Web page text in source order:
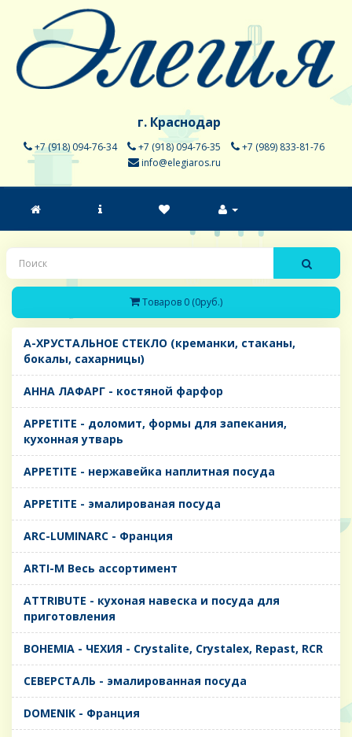
г. Краснодар
+7 (918) 094-76-34 +7 (918) 094-76-35
+7 (989) 833-81-76
info@elegiaros.ru
Товаров 0 (0руб.)
A-ХРУСТАЛЬНОЕ СТЕКЛО (креманки, стаканы,
бокалы, сахарницы)
AHHA ЛАФАРГ - костяной фарфор
APPETITE - доломит, формы для запекания,
кухонная утварь
APPETITE - нержавейка наплитная посуда
APPETITE - эмалированая посуда
ARC-LUMINARC - Франция
ARTI-M Весь ассортимент
ATTRIBUTE - кухоная навеска и посуда для
приготовления
BOHEMIA - ЧЕХИЯ - Crystalite, Crystalex, Repast, RCR
CЕВЕРСТАЛЬ - эмалированная посуда
DOMENIK - Франция